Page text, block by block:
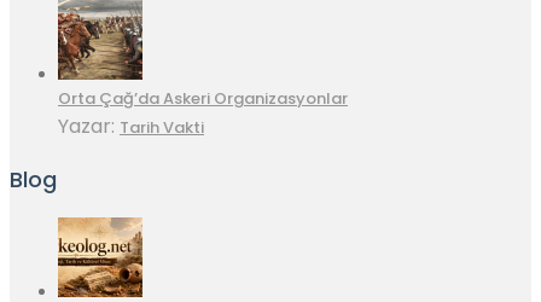
Orta Çağ’da Askeri Organizasyonlar
Yazar: Tarih Vakti
Blog